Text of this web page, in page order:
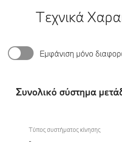
Τεχνικά
Εμφάνιση μόνο
Συνολικό σύστημα
σύστημα
μετάδοσης
Τύπος συστήματος κίνησης
-